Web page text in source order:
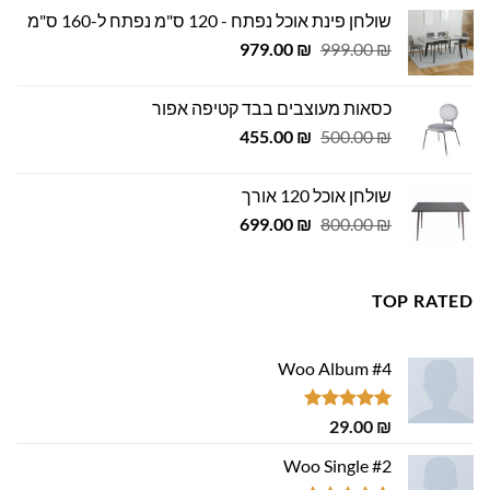
500.00 ₪.
449.00 ₪.שולחן פינת אוכל נפתח - 120 ס"מ נפתח ל-160 ס"מ
999.00₪
המחיר
999.00 ₪.
979.00 ₪
המחיר
979.00 ₪.
כסאות מעוצבים בבד קטיפה אפור
500.00₪
המחיר
500.00 ₪.
455.00 ₪
המחיר
שולחן אוכל 120 אורך
800.00₪
המחיר
699.00 ₪
המחיר
TOP RATED
Woo Album #4
דורג5.00
29.00 ₪
Woo Single #2